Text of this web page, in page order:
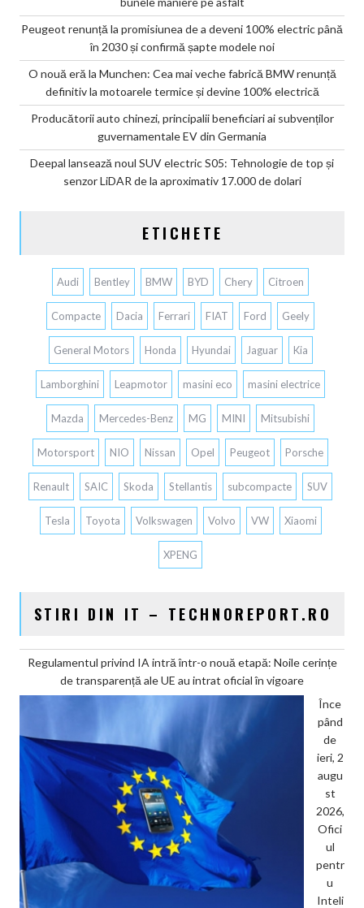
Peugeot renunță la promisiunea de a deveni 100% electric până
în 2030 și confirmă șapte modele noi
O nouă eră la Munchen: Cea mai veche fabrică BMW renunță
definitiv la motoarele termice și devine 100% electrică
Producătorii auto chinezi, principalii beneficiari ai subvenților
guvernamentale EV din Germania
Deepal lansează noul SUV electric S05: Tehnologie de top și
senzor LiDAR de la aproximativ 17.000 de dolari
ETICHETE
Audi Bentley BMW BYD Chery Citroen
Compacte Dacia Ferrari FIAT Ford Geely
General Motors Honda Hyundai Jaguar Kia
Lamborghini Leapmotor masini eco masini electrice
Mazda Mercedes-Benz MG MINI Mitsubishi
Motorsport NIO Nissan Opel Peugeot Porsche
Renault SAIC Skoda Stellantis subcompacte SUV
Tesla Toyota Volkswagen Volvo VW Xiaomi
XPENG
STIRI DIN IT – TECHNOREPORT.RO
Regulamentul privind IA intră într-o nouă etapă: Noile cerințe
de transparență ale UE au intrat oficial în vigoare
Înce
pând
de
ieri, 2
augu
st
2026,
Ofici
ul
pentr
u
Inteli